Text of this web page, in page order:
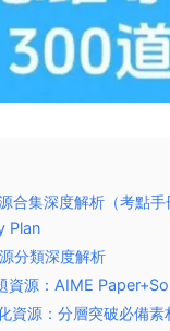
合集深度解析（考點
Plan
分類深度解析
資源：AIME
資源：分層突破必備素